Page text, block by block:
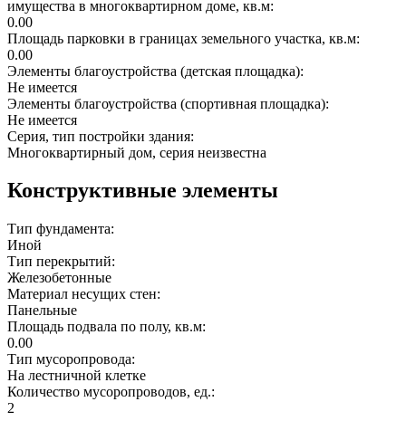
имущества в многоквартирном доме, кв.м:
0.00
Площадь парковки в границах земельного участка, кв.м:
0.00
Элементы благоустройства (детская площадка):
Не имеется
Элементы благоустройства (спортивная площадка):
Не имеется
Серия, тип постройки здания:
Многоквартирный дом, серия неизвестна
Конструктивные элементы
Тип фундамента:
Иной
Тип перекрытий:
Железобетонные
Материал несущих стен:
Панельные
Площадь подвала по полу, кв.м:
0.00
Тип мусоропровода:
На лестничной клетке
Количество мусоропроводов, ед.:
2